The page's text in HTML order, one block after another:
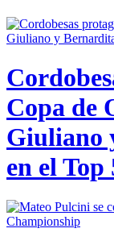
Copa de
Giuliano
en el Top